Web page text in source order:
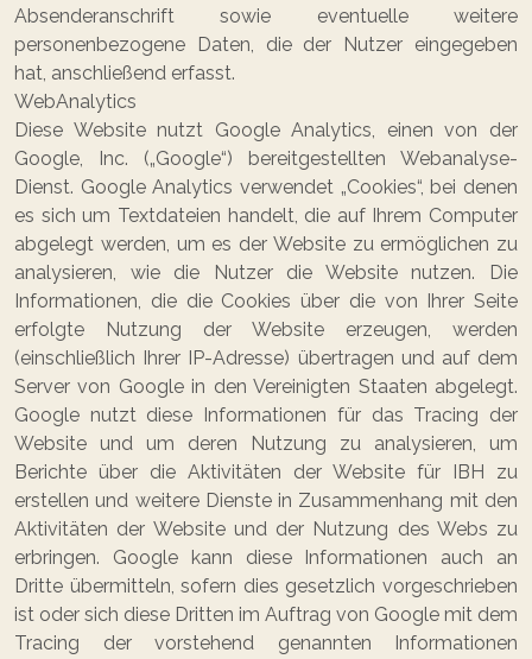
Absenderanschrift sowie eventuelle weitere
personenbezogene Daten, die der Nutzer eingegeben
hat, anschließend erfasst.
WebAnalytics
Diese Website nutzt Google Analytics, einen von der
Google, Inc. („Google“) bereitgestellten Webanalyse-
Dienst. Google Analytics verwendet „Cookies“, bei denen
es sich um Textdateien handelt, die auf Ihrem Computer
abgelegt werden, um es der Website zu ermöglichen zu
analysieren, wie die Nutzer die Website nutzen. Die
Informationen, die die Cookies über die von Ihrer Seite
erfolgte Nutzung der Website erzeugen, werden
(einschließlich Ihrer IP-Adresse) übertragen und auf dem
Server von Google in den Vereinigten Staaten abgelegt.
Google nutzt diese Informationen für das Tracing der
Website und um deren Nutzung zu analysieren, um
Berichte über die Aktivitäten der Website für IBH zu
erstellen und weitere Dienste in Zusammenhang mit den
Aktivitäten der Website und der Nutzung des Webs zu
erbringen. Google kann diese Informationen auch an
Dritte übermitteln, sofern dies gesetzlich vorgeschrieben
ist oder sich diese Dritten im Auftrag von Google mit dem
Tracing der vorstehend genannten Informationen